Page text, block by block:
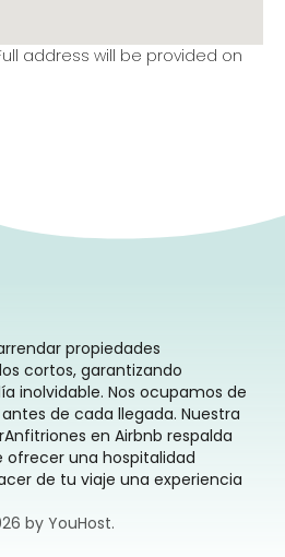
address will be provided on
propiedades
cortos, garantizando
inolvidable. Nos ocupamos de
de cada llegada. Nuestra
en Airbnb respalda
una hospitalidad
de tu viaje una experiencia
by YouHost.